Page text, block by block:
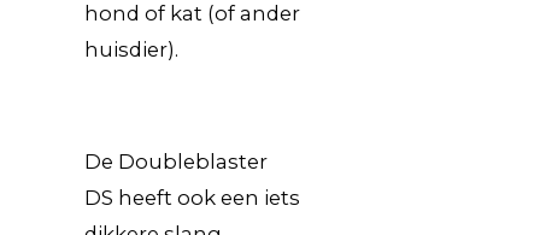
hond of kat (of ander
huisdier).
De Doubleblaster
DS heeft ook een iets